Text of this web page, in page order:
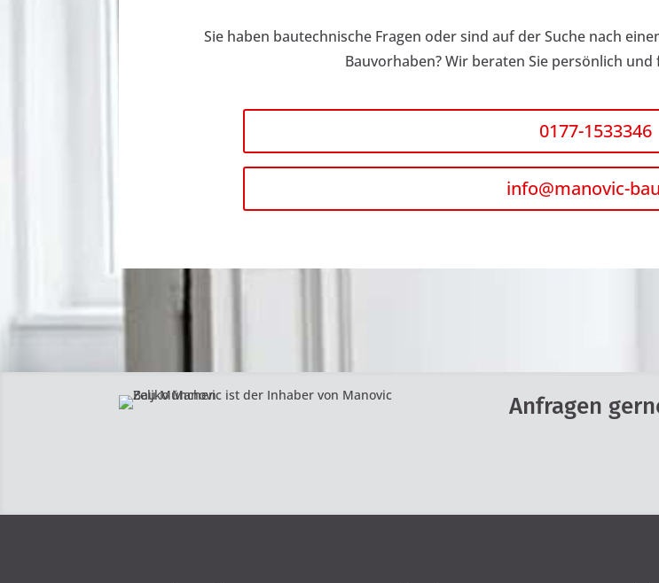
Sie haben bautechnische Fragen oder sind auf der Suche nach
Bauvorhaben? Wir beraten Sie persönlich
0177-1533346
info@manovic-
Anfragen